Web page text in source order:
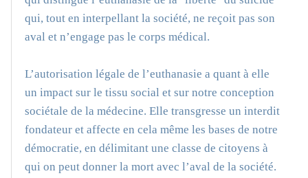
qui, tout en interpellant la société, ne reçoit pas son
aval et n’engage pas le corps médical.
L’autorisation légale de l’euthanasie a quant à elle
un impact sur le tissu social et sur notre conception
sociétale de la médecine. Elle transgresse un interdit
fondateur et affecte en cela même les bases de notre
démocratie, en délimitant une classe de citoyens à
qui on peut donner la mort avec l’aval de la société.